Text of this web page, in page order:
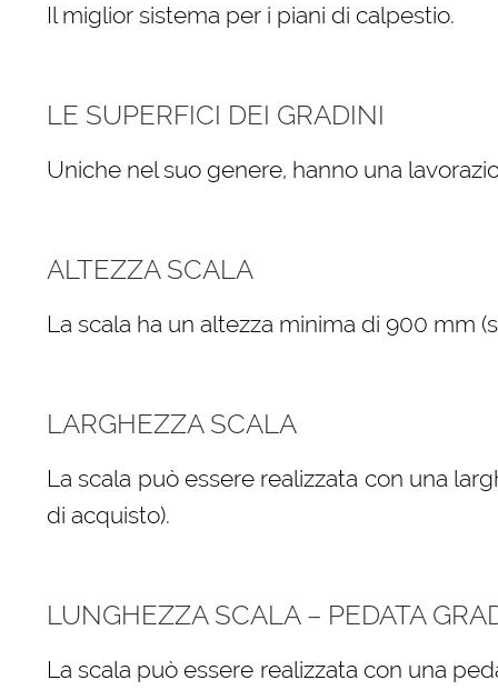
Il miglior sistema per i piani di calpestio.
LE SUPERFICI DEI GRADINI
Uniche nel suo genere, hanno una
ALTEZZA SCALA
La scala ha un altezza minima di 900 mm
LARGHEZZA SCALA
La scala può essere realizzata con una
di acquisto).
LUNGHEZZA SCALA – PEDATA
La scala può essere realizzata con una